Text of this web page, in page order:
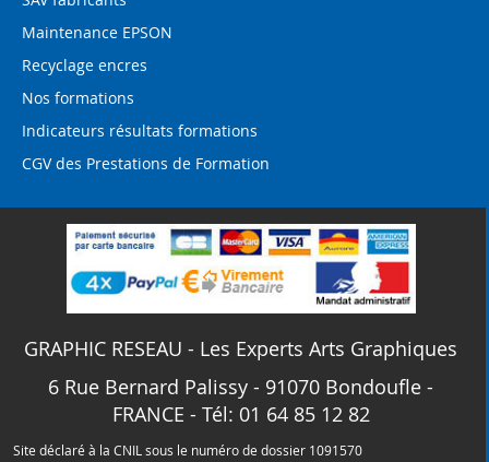
Maintenance EPSON
Recyclage encres
Nos formations
Indicateurs résultats formations
CGV des Prestations de Formation
GRAPHIC RESEAU - Les Experts Arts Graphiques
6 Rue Bernard Palissy - 91070 Bondoufle -
FRANCE - Tél: 01 64 85 12 82
Site déclaré à la CNIL sous le numéro de dossier 1091570